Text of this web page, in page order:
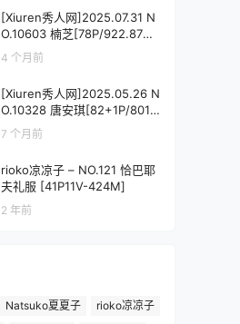
[Xiuren秀人网]2025.07.31 N
O.10603 楠芝[78P/922.87M
4 个月前
[Xiuren秀人网]2025.05.26 N
O.10328 唐安琪[82+1P/801
MB]
7 个月前
rioko凉凉子 – NO.121 恰巴耶
夫礼服 [41P11V-424M]
2 年前
Natsuko夏夏子
rioko凉凉子